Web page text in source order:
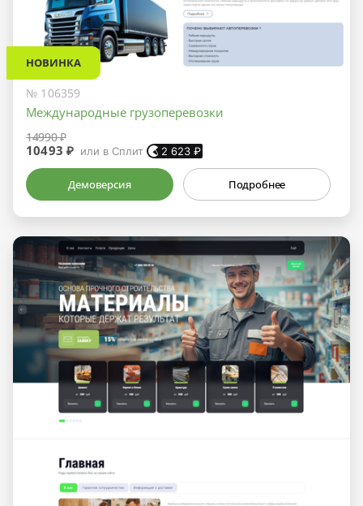
НОВИНКА
№ 106359
Международные грузоперевозки
14990 ₽
10493 ₽ или в Сплит 2 623 ₽
Демоверсия Подробнее